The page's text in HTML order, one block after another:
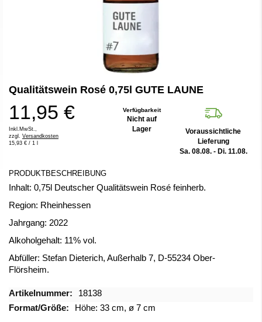
Anfang
Bildergalerie
springen
Qualitätswein Rosé 0,75l GUTE LAUNE
11,95 €
Inkl.MwSt.,
zzgl. Versandkosten
15,93 € / 1 l
Verfügbarkeit
Nicht auf
Lager
Voraussichtliche
Lieferung
Sa. 08.08. - Di. 11.08.
PRODUKTBESCHREIBUNG
Inhalt: 0,75l Deutscher Qualitätswein Rosé feinherb.
Region: Rheinhessen
Jahrgang: 2022
Alkoholgehalt: 11% vol.
Abfüller: Stefan Dieterich, Außerhalb 7, D-55234 Ober-
Flörsheim.
Mehr
Informationen
18138
Höhe: 33 cm, ø 7 cm